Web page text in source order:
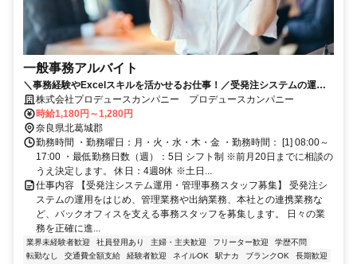
一般事務アルバイト
＼事務経験やExcelスキルを活かせるお仕事！／受発注システムの運用
や管理業務、請求書・買掛管理、本社との連携など、幅広い事務業務を
担当するお仕事です。Excelの関数を使用した帳票作成もあるため、こ
れまでの事務経験やPCスキルを活かしたい方におすすめ。日勤のみで安
定して働ける環境です。
株式会社プロデュースカンパニー プロデュースカンパニー
時給1,180円～1,280円
奈良県北葛城郡
勤務時間 ・勤務曜日：月・火・水・木・金 ・勤務時間： [1] 08:00～
17:00 ・最低勤務日数（週）：5日 シフト制 ※前月20日までに相談の
うえ決定します。 休日：4週8休 ※土日...
仕事内容 【受発注システム運用・管理事務スタッフ募集】 受発注シ
ステムの運用をはじめ、管理業務や出納業務、本社との連携業務な
ど、バックオフィスを支える事務スタッフを募集します。 日々の業
務を正確に進...
業界未経験者歓迎 社員登用あり 主婦・主夫歓迎 フリーター歓迎
学歴不問
転勤なし
交通費全額支給 経験者歓迎 ネイルOK 駅ナカ ブランクOK
長期歓迎